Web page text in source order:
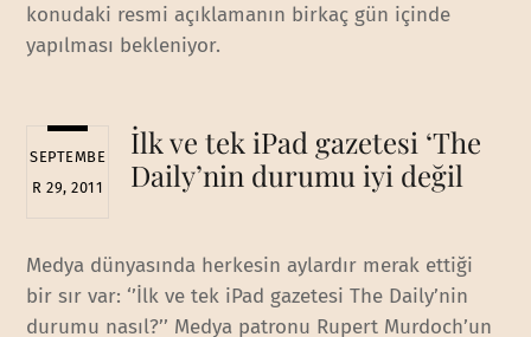
konudaki resmi açıklamanın birkaç gün içinde
yapılması bekleniyor.
SEPTEMBE
R 29, 2011
İlk ve tek iPad gazetesi ‘The
Daily’nin durumu iyi değil
Medya dünyasında herkesin aylardır merak ettiği
bir sır var: ‘’İlk ve tek iPad gazetesi The Daily’nin
durumu nasıl?’’ Medya patronu Rupert Murdoch’un